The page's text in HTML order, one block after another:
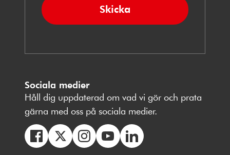
Skicka
Sociala medier
Håll dig uppdaterad om vad vi gör och prata
gärna med oss på sociala medier.